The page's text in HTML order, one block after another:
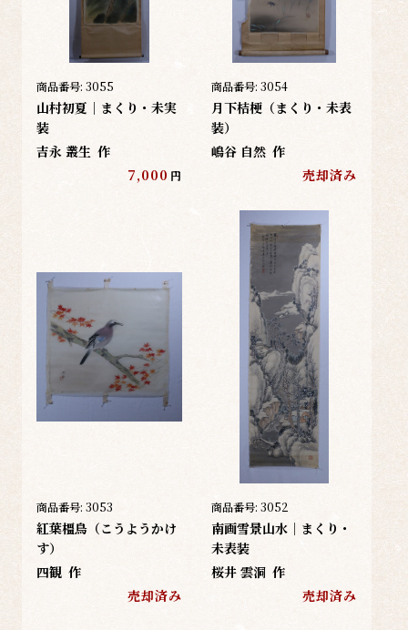
商品番号: 3055
山村初夏｜まくり・未実
装
吉永 叢生 作
7,000 円
商品番号: 3054
月下桔梗（まくり・未表
装）
嶋谷 自然 作
売却済み
商品番号: 3053
紅葉橿鳥（こうようかけ
す）
四観 作
売却済み
商品番号: 3052
南画雪景山水｜まくり・
未表装
桜井 雲洞 作
売却済み